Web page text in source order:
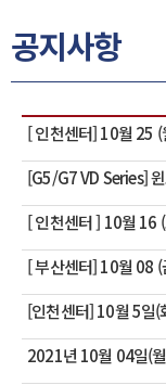
공지사항
[ 인천센터] 10월 25
[G5/G7 VD Series]
[ 인천센터 ] 10월
[ 부산센터] 10월 08
[인천센터] 10월 5일
2021년 10월 04일(